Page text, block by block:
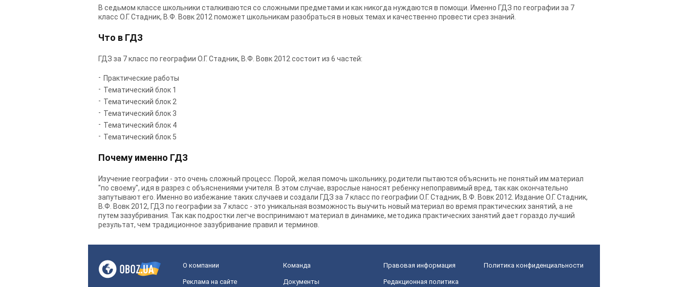
В седьмом классе школьники сталкиваются со сложными предметами и как никогда нуждаются в помощи. Именно ГДЗ по географии за 7
класс О.Г. Стадник, В.Ф. Вовк 2012 поможет школьникам разобраться в новых темах и качественно провести срез знаний.
Что в ГДЗ
ГДЗ за 7 класс по географии О.Г. Стадник, В.Ф. Вовк 2012 состоит из 6 частей:
Практические работы
Тематический блок 1
Тематический блок 2
Тематический блок 3
Тематический блок 4
Тематический блок 5
Почему именно ГДЗ
Изучение географии - это очень сложный процесс. Порой, желая помочь школьнику, родители пытаются объяснить не понятый им материал
"по своему", идя в разрез с объяснениями учителя. В этом случае, взрослые наносят ребенку непоправимый вред, так как окончательно
запутывают его. Именно во избежание таких случаев и создали ГДЗ за 7 класс по географии О.Г. Стадник, В.Ф. Вовк 2012. Издание О.Г. Стадник,
В.Ф. Вовк 2012, ГДЗ по географии за 7 класс - это уникальная возможность выучить новый материал во время практических занятий, а не
путем зазубривания. Так как подростки легче воспринимают материал в динамике, методика практических занятий дает гораздо лучший
результат, чем традиционное зазубривание правил и терминов.
О компании Команда Правовая информация Политика конфиденциальности
Реклама на сайте Документы Редакционная политика